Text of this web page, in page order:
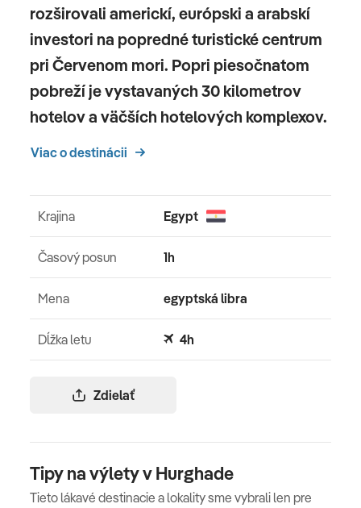
rozširovali americkí, európski a arabskí
investori na popredné turistické centrum
pri Červenom mori. Popri piesočnatom
pobreží je vystavaných 30 kilometrov
hotelov a väčších hotelových komplexov.
Viac o destinácii
Zdielať
Krajina Egypt
Časový posun 1h
Mena egyptská libra
Dĺžka letu 4h
Tipy na výlety v Hurghade
Tieto lákavé destinacie a lokality sme vybrali len pre